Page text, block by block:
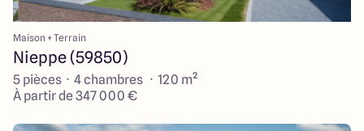
Maison + Terrain
Nieppe (59850)
5 pièces · 4 chambres · 120 m²
À partir de 347 000 €